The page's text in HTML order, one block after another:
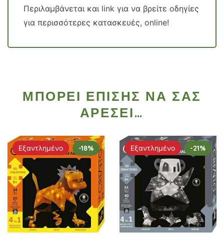
Περιλαμβάνεται και link για να βρείτε οδηγίες
για περισσότερες κατασκευές, online!
ΜΠΟΡΕΊ ΕΠΊΣΗΣ ΝΑ ΣΑΣ
ΑΡΈΣΕΙ…
Εξαντλημένο -18% Εξαντλημένο -21%